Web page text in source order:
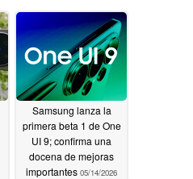
Samsung lanza la
primera beta 1 de One
UI 9; confirma una
docena de mejoras
importantes 05/14/2026